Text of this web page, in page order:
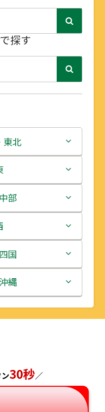
探す
東北
部
国
縄
30秒／